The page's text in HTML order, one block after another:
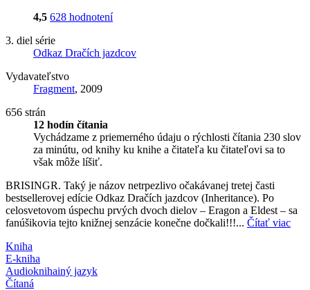
4,5 628 hodnotení
3. diel série
Odkaz Dračích jazdcov
Vydavateľstvo
Fragment, 2009
656 strán
12 hodín čítania
Vychádzame z priemerného údaju o rýchlosti čítania 230 slov
za minútu, od knihy ku knihe a čitateľa ku čitateľovi sa to
však môže líšiť.
BRISINGR. Taký je názov netrpezlivo očakávanej tretej časti
bestsellerovej edície Odkaz Dračích jazdcov (Inheritance). Po
celosvetovom úspechu prvých dvoch dielov – Eragon a Eldest – sa
fanúšikovia tejto knižnej senzácie konečne dočkali!!!... Čítať viac
Kniha
E-kniha
Audioknihainý jazyk
Čítaná